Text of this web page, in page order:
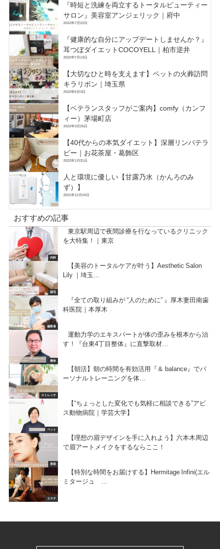
『時短と洗練を両立するトータルビューティー
サロン』美容室アンジェリック｜府中
2022年7月22日
『健康的な自分にアップデートしませんか？』
耳つぼダイエットCOCOYELL｜柏市逆井
2022年7月13日
【大切なひと時を支えます】ペットの火葬訪問
キラリボン｜埼玉県
2022年6月3日
【ベテランスタッフがご案内】comfy（カンフ
ィー）茅場町店
2022年3月25日
【40代からの本気ダイエット】深層リンパテラ
ピー｜お花茶屋・葛飾区
2022年1月31日
人と環境に優しい【甘露乃水（かんろのみ
ず）】
2021年12月24日
おすすめの記事
内科
東京駅周辺で夜間診療を行なっているクリニック
を大特集！｜東京
脱毛
【美容のトータルケアが叶う】Aesthetic Salon
Lily ｜埼玉…
歯医者
『全ての取り組みが “人のために” 』厚木妻田南歯
科医院｜本厚木
整体
運動力学のエキスパートが体の歪みを根本から治
す！『台東4丁目整体』に直撃取材…
ストレッチ
【朝活】朝の時間を有効活用『＆ balance』でパ
ーソナルトレーニングを体…
ペット
【“ちょっとした変化でも気軽に相談できる”アビ
ス動物病院｜学芸大学】
美容
【理想の眉デザインを手に入れよう】六本木周辺
で眉アートメイクをするならここ！
エステ
【特別な時間をお届けする】Hermitage Infini(エル
ミタージュ …